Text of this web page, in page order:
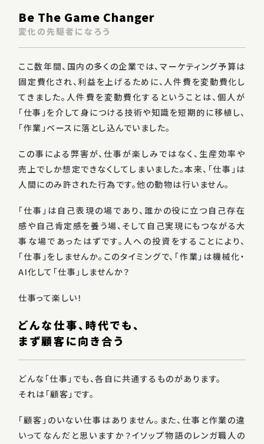
Be The Game Changer
変化の先駆者になろう
ここ数年間、国内の多くの企業では、マーケティング予算は
固定費化され、利益を上げるために、人件費を変動費化し
てきました。人件費を変動費化するということは、個人が
「仕事」を介して身につける技術や知識を短期的に移植し、
「作業」ベースに落とし込んでいました。
この事による弊害が、仕事が楽しみではなく、生産効率や
売上でしか想定できなくしてしまいました。本来、「仕事」は
人間にのみ許された行為です。他の動物は行いません。
「仕事」は自己表現の場であり、誰かの役に立つ自己存在
感や自己肯定感を養う場、そして自己実現にもつながる大
事な場であったはずです。人への投資をすることにより、
「仕事」をしませんか。このタイミングで、「作業」は機械化・
AI化して「仕事」しませんか？
仕事って楽しい！
どんな仕事、時代でも、
まず顧客に向き合う
どんな「仕事」でも、各自に共通するものがあります。
それは「顧客」です。
「顧客」のいない仕事はありません。また、仕事と作業の違
いってなんだと思いますか？イソップ物語のレンガ職人の